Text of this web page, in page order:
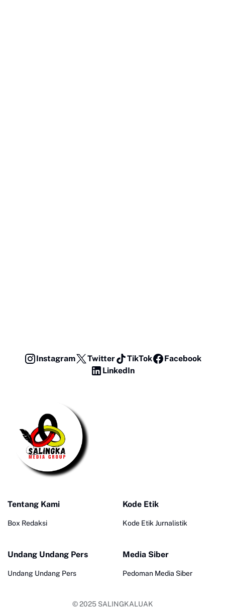
Instagram Twitter TikTok
Facebook
LinkedIn
Tentang Kami
Box Redaksi
Kode Etik
Kode Etik Jurnalistik
Undang Undang Pers
Undang Undang Pers
Media Siber
Pedoman Media Siber
© 2025 SALINGKALUAK